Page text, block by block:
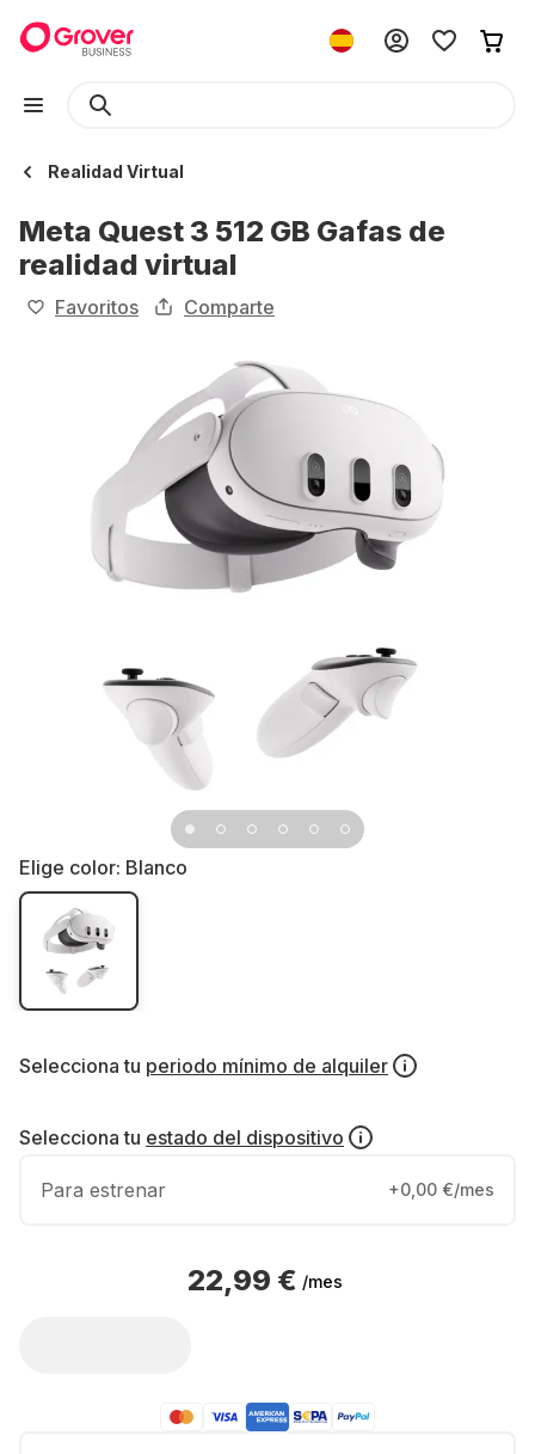
Realidad Virtual
Meta Quest 3 512 GB Gafas de
realidad virtual
Favoritos Comparte
Elige color: Blanco
Selecciona tu periodo mínimo de alquiler
Selecciona tu estado del dispositivo
Para estrenar +0,00 €/mes
22,99 € /mes